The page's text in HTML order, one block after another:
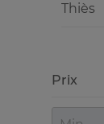
Thiès
Prix